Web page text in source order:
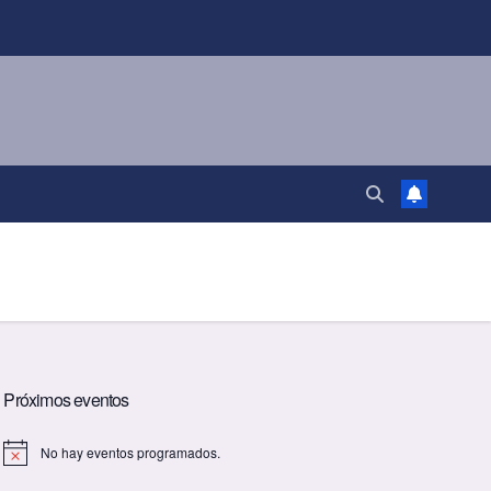
Próximos eventos
A
No hay eventos programados.